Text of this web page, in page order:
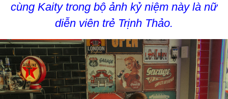
cùng Kaity trong bộ ảnh kỷ niệm này là nữ
diễn viên trẻ Trịnh Thảo.